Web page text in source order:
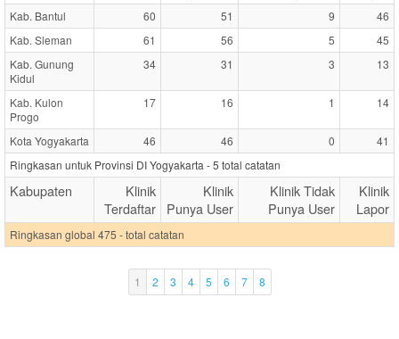
Kab. Bantul 60 51 9
46
Kab. Sleman
61 56 5
45
Kab. Gunung
Kidul
34 31 3 13
Kab. Kulon
Progo
17 16 1 14
Kota Yogyakarta 46 46 0
41
Ringkasan untuk Provinsi DI Yogyakarta -5 total catatan
Kabupaten
Klinik
Terdaftar
Klinik
Punya User
Klinik Tidak
Punya User
Klinik
Lapor
Ringkasan global 475 - total catatan
1 2 3 4 5 6 7 8